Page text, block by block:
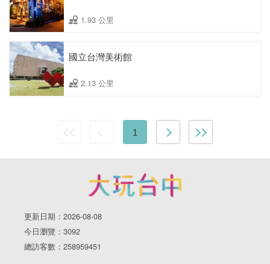
1.93 公里
國立台灣美術館
2.13 公里
1
更新日期：2026-08-08
今日瀏覽：3092
總訪客數：258959451